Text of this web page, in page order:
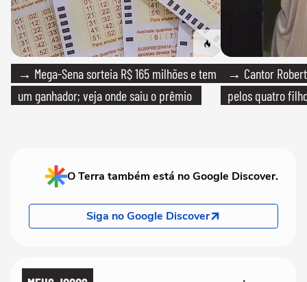
→ Mega-Sena sorteia R$ 165 milhões e tem
um ganhador; veja onde saiu o prêmio
→ Cantor
pelos quatro
O Terra também está no Google Discover.
Siga no Google Discover